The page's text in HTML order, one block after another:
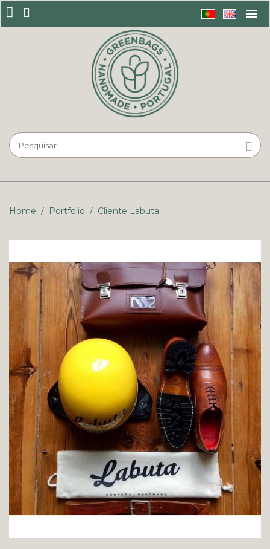
Home / Portfolio / Cliente Labuta